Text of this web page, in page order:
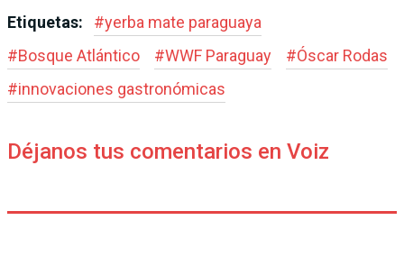
Etiquetas: #yerba mate paraguaya
#Bosque Atlántico #WWF Paraguay #Óscar Rodas
#innovaciones gastronómicas
Déjanos tus comentarios en Voiz